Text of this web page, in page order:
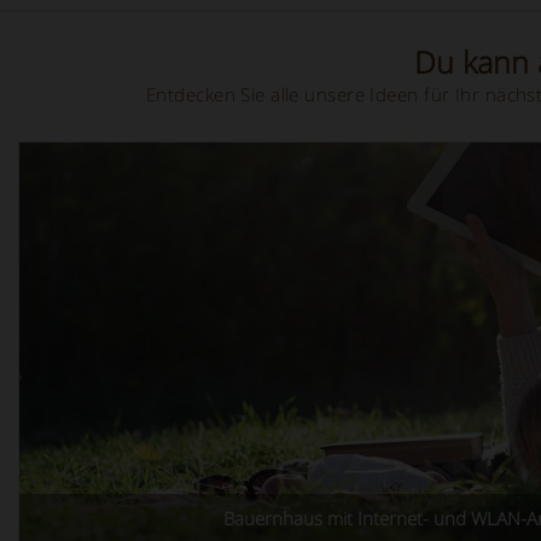
Du
Entdecken Sie alle unsere Ideen für Ihr
Bauernhaus mit Internet- und WLAN-